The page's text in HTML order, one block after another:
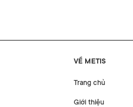
VỀ METIS
Trang chủ
Giới thiệu